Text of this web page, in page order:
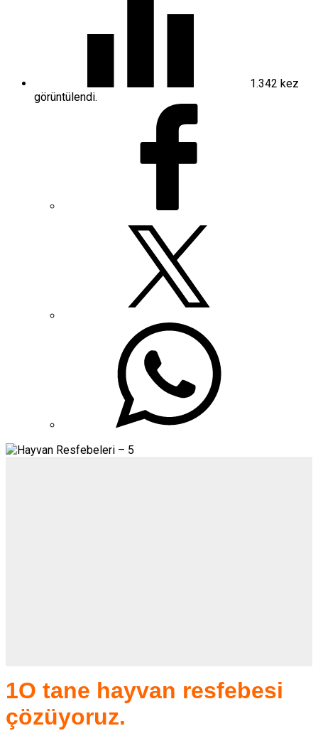
1.342 kez
görüntülendi.
1O tane hayvan resfebesi
çözüyoruz.